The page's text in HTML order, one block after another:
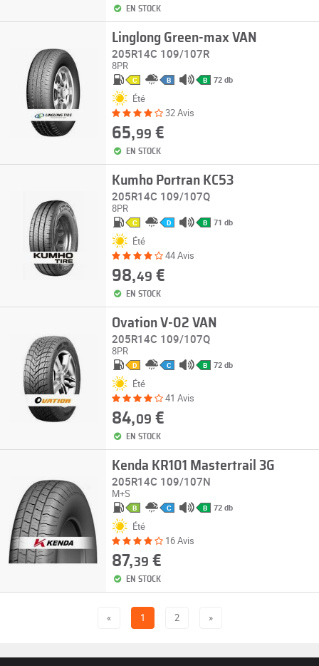
EN STOCK
Linglong Green-max VAN
205R14C 109/107R
8PR
C B B 72 db
Été
32 Avis
65,99 €
EN STOCK
Kumho Portran KC53
205R14C 109/107Q
8PR
C D B 71 db
Été
44 Avis
98,49 €
EN STOCK
Ovation V-02 VAN
205R14C 109/107Q
8PR
D C B 72 db
Été
41 Avis
84,09 €
EN STOCK
Kenda KR101 Mastertrail 3G
205R14C 109/107N
M+S
B C B 72 db
Été
16 Avis
87,39 €
EN STOCK
« 1 2 »